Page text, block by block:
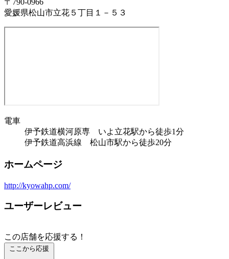
〒790-0966
愛媛県松山市立花５丁目１－５３
電車
伊予鉄道横河原専 いよ立花駅から徒歩1分
伊予鉄道高浜線 松山市駅から徒歩20分
ホームページ
http://kyowahp.com/
ユーザーレビュー
この店舗を応援する！
ここから応援